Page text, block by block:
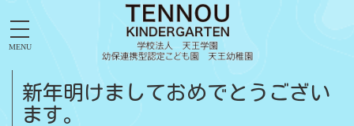
MENU
新年明けましておめでとうござい
ます。